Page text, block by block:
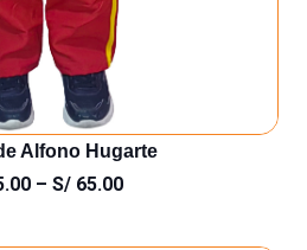
Alfono Hugarte
– S/ 65.00